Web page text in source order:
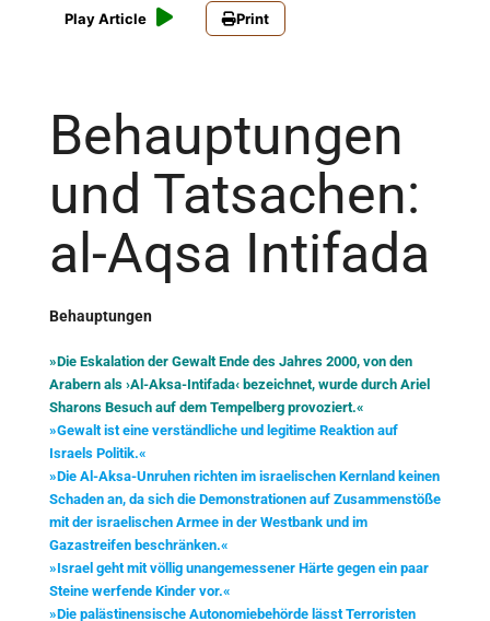
Play Article Print
Behauptungen
und Tatsachen:
al-Aqsa Intifada
Behauptungen
»Die Eskalation der Gewalt Ende des Jahres 2000, von den
Arabern als ›Al-Aksa-Intifada‹ bezeichnet, wurde durch Ariel
Sharons Besuch auf dem Tempelberg provoziert.«
»Gewalt ist eine verständliche und legitime Reaktion auf
Israels Politik.«
»Die Al-Aksa-Unruhen richten im israelischen Kernland keinen
Schaden an, da sich die Demonstrationen auf Zusammenstöße
mit der israelischen Armee in der Westbank und im
Gazastreifen beschränken.«
»Israel geht mit völlig unangemessener Härte gegen ein paar
Steine werfende Kinder vor.«
»Die palästinensische Autonomiebehörde lässt Terroristen